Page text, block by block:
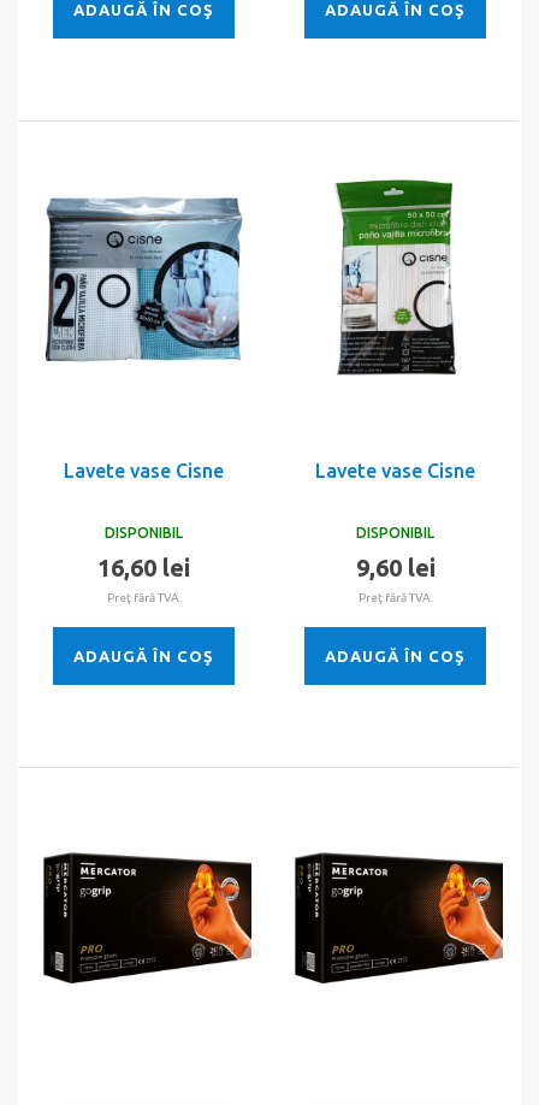
ADAUGĂ ÎN COŞ ADAUGĂ ÎN COŞ
Lavete vase Cisne
DISPONIBIL
16,60 lei
Preţ fără TVA.
ADAUGĂ ÎN COŞ
Lavete vase Cisne
DISPONIBIL
9,60 lei
Preţ fără TVA.
ADAUGĂ ÎN COŞ